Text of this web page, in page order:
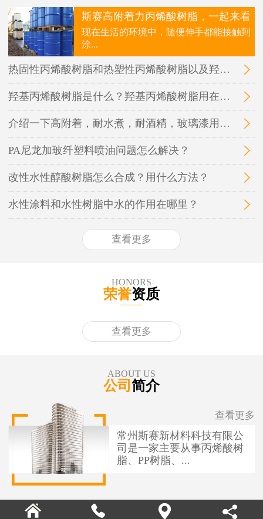
斯赛高附着力丙烯酸树脂，一起来看
现在生活的环境中，随便伸手都能接触到
涂...
热固性丙烯酸树脂和热塑性丙烯酸树脂以及羟基丙烯酸树脂三者之间的区别在哪里？
羟基丙烯酸树脂是什么？羟基丙烯酸树脂用在哪里？
介绍一下高附着，耐水煮，耐酒精，玻璃漆用的丙烯酸树脂
PA尼龙加玻纤塑料喷油问题怎么解决？
改性水性醇酸树脂怎么合成？用什么方法？
水性涂料和水性树脂中水的作用在哪里？
查看更多
HONORS
荣誉资质
查看更多
ABOUT US
公司 简介
常州斯赛新材料科技有限公
司是一家主要从事丙烯酸树
脂、PP树脂、...
查看更多